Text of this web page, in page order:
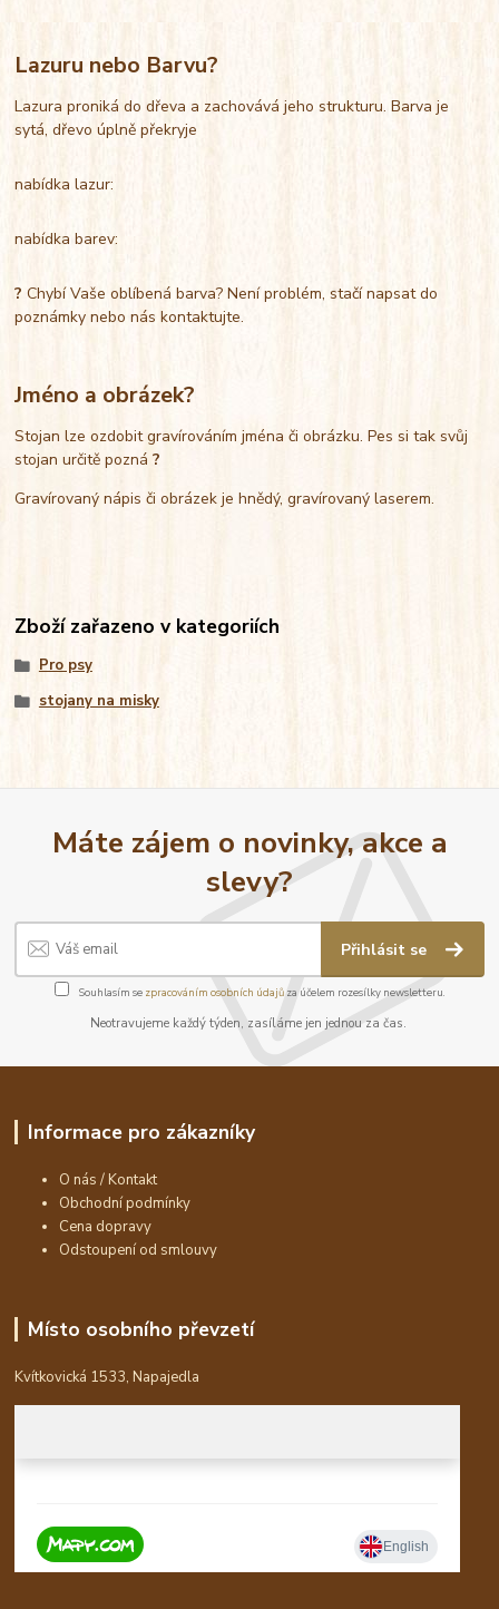
Lazuru nebo Barvu?
Lazura proniká do dřeva a zachovává jeho strukturu. Barva je
sytá, dřevo úplně překryje
nabídka lazur:
nabídka barev:
?Chybí Vaše oblíbená barva? Není problém, stačí napsat do
poznámky nebo nás kontaktujte.
Jméno a obrázek?
Stojan lze ozdobit gravírováním jména či obrázku. Pes si tak svůj
stojan určitě pozná?
Gravírovaný nápis či obrázek je hnědý, gravírovaný laserem.
Zboží zařazeno v kategoriích
Pro psy
stojany na misky
Máte zájem o novinky, akce a
slevy?
Přihlásit se
Souhlasím se zpracováním osobních údajůza účelem rozesílky newsletteru.
Neotravujeme každý týden, zasíláme jen jednou za čas.
Informace pro zákazníky
O nás / Kontakt
Obchodní podmínky
Cena dopravy
Odstoupení od smlouvy
Místo osobního převzetí
Kvítkovická 1533, Napajedla